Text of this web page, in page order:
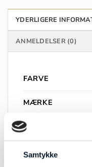
Samtykke
YDERLIGERE
ANMELDELSER (0)
FARVE
MÆRKE
MATERIALE
STEN